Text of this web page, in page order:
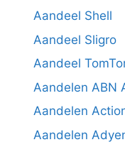
Aandeel Shell
Aandeel Sligro
Aandeel
Aandelen ABN
Aandelen
Aandelen